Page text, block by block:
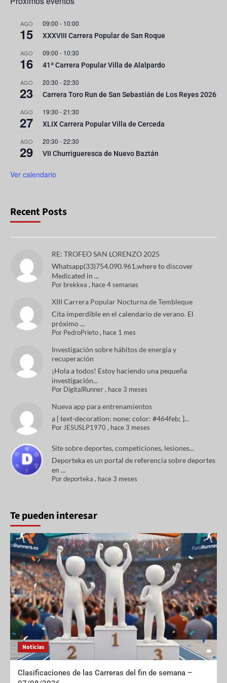
AGO
15
09:00 - 10:00
XXXVIII Carrera Popular de San Roque
AGO
16
09:00 - 10:30
41ª Carrera Popular Villa de Alalpardo
AGO
23
20:30 -22:30
Carrera Toro Run de San Sebastián de Los Reyes 2026
AGO
27
19:30 -21:30
XLIX Carrera Popular Villa de Cerceda
AGO
29
20:30 -22:30
VII Churrigueresca de Nuevo Baztán
Ver calendario
Recent Posts
RE: TROFEO SAN LORENZO 2025
Whatsapp(33)754.090.961,where to discover
Medicated in ...
Por brekkea , hace 4 semanas
XIII Carrera Popular Nocturna de Tembleque
Cita imperdible en el calendario de verano. El
próximo ...
Por PedroPrieto, hace 1 mes
Investigación sobre hábitos de energía y
recuperación
¡Hola a todos! Estoy haciendo una pequeña
investigación...
Por DigitalRunner, hace 3 meses
Nueva app para entrenamientos
a { text-decoration: none; color: #464feb; }...
PorJESUSLP1970 , hace 3 meses
Site sobre deportes, competiciones, lesiones...
Deporteka es un portal de referencia sobre deportes
en ...
Pordeporteka , hace 3 meses
Te pueden interesar
Noticias
Clasificaciones de las Carreras del fin de semana –